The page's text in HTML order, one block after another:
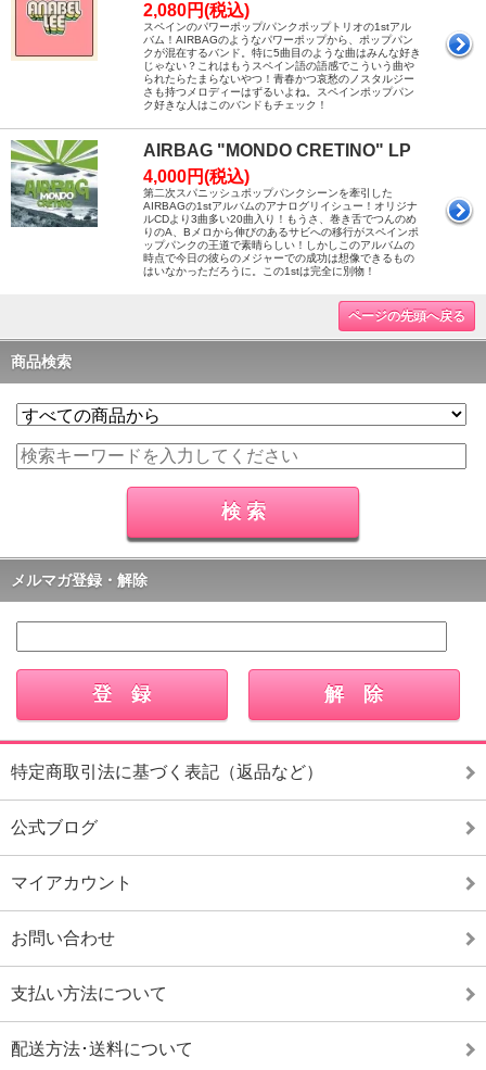
2,080円(税込)
スペインのパワーポップ/パンクポップトリオの1stアル
バム！AIRBAGのようなパワーポップから、ポップパン
クが混在するバンド。特に5曲目のような曲はみんな好き
じゃない？これはもうスペイン語の語感でこういう曲や
られたらたまらないやつ！青春かつ哀愁のノスタルジー
さも持つメロディーはずるいよね。スペインポップパン
ク好きな人はこのバンドもチェック！
AIRBAG "MONDO CRETINO" LP
4,000円(税込)
第二次スパニッシュポップパンクシーンを牽引した
AIRBAGの1stアルバムのアナログリイシュー！オリジナ
ルCDより3曲多い20曲入り！もうさ、巻き舌でつんのめ
りのA、Bメロから伸びのあるサビへの移行がスペインポ
ップパンクの王道で素晴らしい！しかしこのアルバムの
時点で今日の彼らのメジャーでの成功は想像できるもの
はいなかっただろうに。この1stは完全に別物！
ページの先頭へ戻る
商品検索
メルマガ登録・解除
特定商取引法に基づく表記（返品など）
公式ブログ
マイアカウント
お問い合わせ
支払い方法について
配送方法･送料について